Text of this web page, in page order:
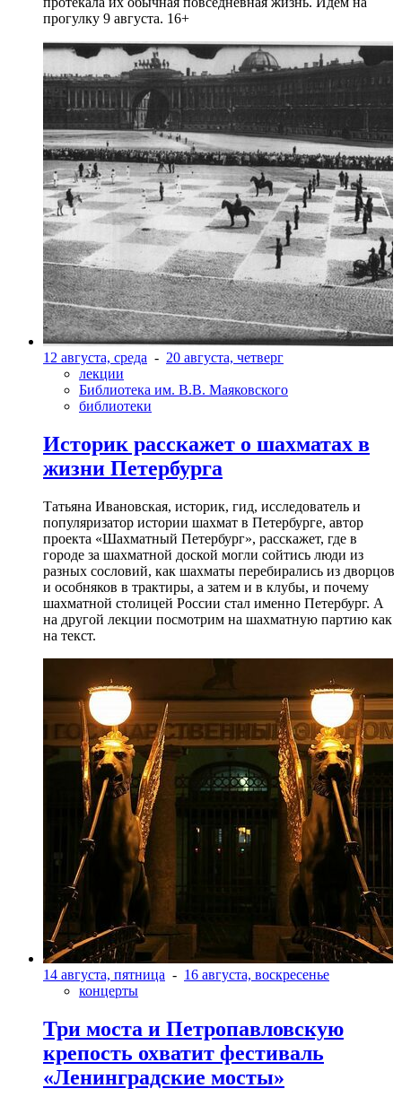
прогулку 9 августа. 16+
12 августа, среда - 20 августа, четверг
лекции
Библиотека им. В.В. Маяковского
библиотеки
Историк расскажет о шахматах в
жизни Петербурга
Татьяна Ивановская, историк, гид, исследователь и
популяризатор истории шахмат в Петербурге, автор
проекта «Шахматный Петербург», расскажет, где в
городе за шахматной доской могли сойтись люди из
разных сословий, как шахматы перебирались из дворцов
и особняков в трактиры, а затем и в клубы, и почему
шахматной столицей России стал именно Петербург. А
на другой лекции посмотрим на шахматную партию как
на текст.
14 августа, пятница - 16 августа, воскресенье
концерты
Три моста и Петропавловскую
крепость охватит фестиваль
«Ленинградские мосты»